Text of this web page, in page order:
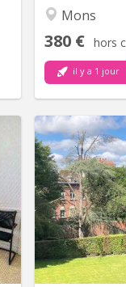
Mons
380 € hors
il y a 1 jour
-
lumineux en
étage. il
salles de
donnant sur
trouve à
de
100m.